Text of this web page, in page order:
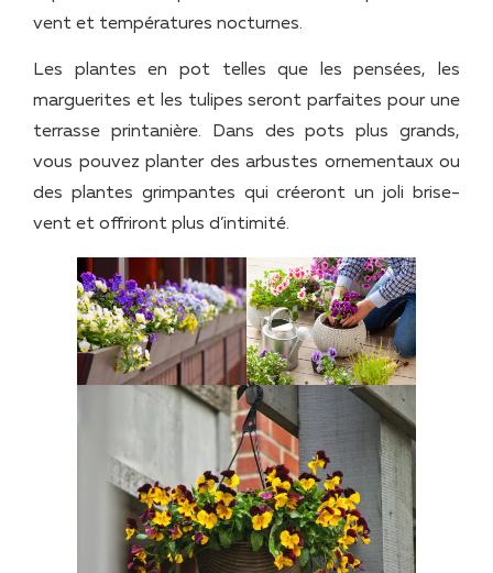
vent et températures nocturnes.
Les plantes en pot telles que les pensées, les
marguerites et les tulipes seront parfaites pour une
terrasse printanière. Dans des pots plus grands,
vous pouvez planter des arbustes ornementaux ou
des plantes grimpantes qui créeront un joli brise-
vent et offriront plus d’intimité.